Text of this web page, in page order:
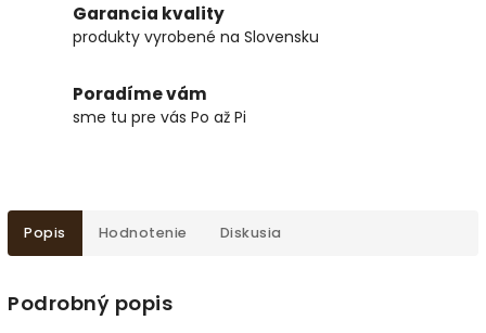
Garancia kvality
produkty vyrobené na Slovensku
Poradíme vám
sme tu pre vás Po až Pi
Popis Hodnotenie Diskusia
Podrobný popis